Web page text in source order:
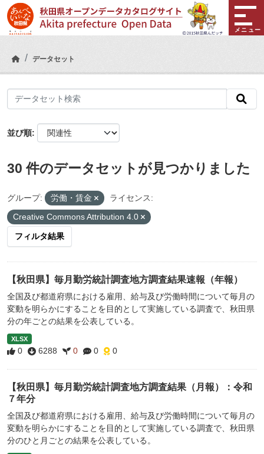
Skip to main content
メニュー
データセット
並び順
30 件のデータセットが見つかりました
グループ: 労働・賃金
ライセンス:
Creative Commons Attribution 4.0
フィルタ結果
【秋田県】毎月勤労統計調査地方調査結果速報（年報）
全国及び都道府県における雇用、給与及び労働時間について毎月の
変動を明らかにすることを目的として実施している調査で、秋田県
分の年ごとの結果を公表している。
XLSX
0 6288 0 0 0
【秋田県】毎月勤労統計調査地方調査結果（月報）：令和
７年分
全国及び都道府県における雇用、給与及び労働時間について毎月の
変動を明らかにすることを目的として実施している調査で、秋田県
分のひと月ごとの結果を公表している。